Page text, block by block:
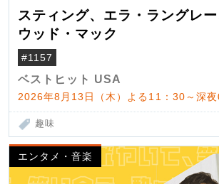
スティング、エラ・ラングレ
ウッド・マック
#1157
ベストヒット USA
2026年8月13日（木）よる11：30～深
趣味
エンタメ・音楽